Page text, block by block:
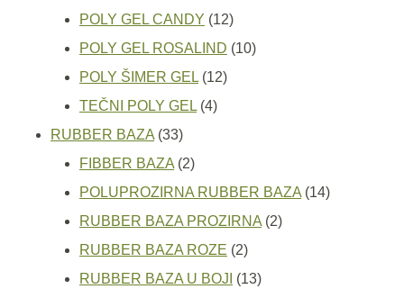
proizvoda
POLY GEL CANDY 1212
proizvoda
POLY GEL ROSALIND 1010
POLY ŠIMER GEL 1212
TEČNI POLY GEL 44
RUBBER BAZA 3333
proizvoda
FIBBER BAZA 22
proizvoda
POLUPROZIRNA RUBBER BAZA 1414
RUBBER BAZA PROZIRNA 22
RUBBER BAZA ROZE 22
proizvoda
RUBBER BAZA U BOJI 1313